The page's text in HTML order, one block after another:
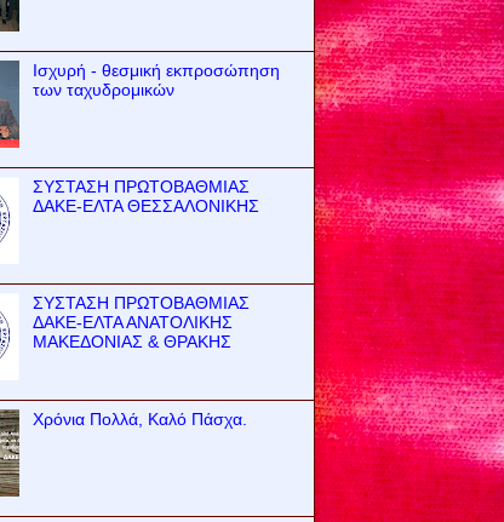
Ισχυρή - θεσμική εκπροσώπηση
των ταχυδρομικών
ΣΥΣΤΑΣΗ ΠΡΩΤΟΒΑΘΜΙΑΣ
ΔΑΚΕ-ΕΛΤΑ ΘΕΣΣΑΛΟΝΙΚΗΣ
ΣΥΣΤΑΣΗ ΠΡΩΤΟΒΑΘΜΙΑΣ
ΔΑΚΕ-ΕΛΤΑ ΑΝΑΤΟΛΙΚΗΣ
ΜΑΚΕΔΟΝΙΑΣ & ΘΡΑΚΗΣ
Χρόνια Πολλά, Καλό Πάσχα.